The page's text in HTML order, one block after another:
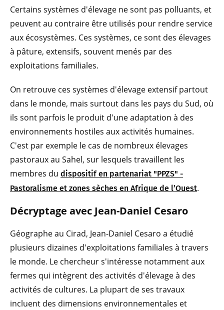
Certains systèmes d'élevage ne sont pas polluants, et
peuvent au contraire être utilisés pour rendre service
aux écosystèmes. Ces systèmes, ce sont des élevages
à pâture, extensifs, souvent menés par des
exploitations familiales.
On retrouve ces systèmes d'élevage extensif partout
dans le monde, mais surtout dans les pays du Sud, où
ils sont parfois le produit d'une adaptation à des
environnements hostiles aux activités humaines.
C'est par exemple le cas de nombreux élevages
pastoraux au Sahel, sur lesquels travaillent les
membres du dispositif en partenariat "PPZS" -
Pastoralisme et zones sèches en Afrique de l’Ouest.
Décryptage avec Jean-Daniel Cesaro
Géographe au Cirad, Jean-Daniel Cesaro a étudié
plusieurs dizaines d'exploitations familiales à travers
le monde. Le chercheur s'intéresse notamment aux
fermes qui intègrent des activités d'élevage à des
activités de cultures. La plupart de ses travaux
incluent des dimensions environnementales et